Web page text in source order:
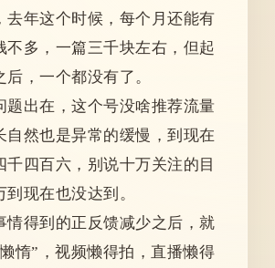
去年这个时候，每个月还能有
不多，一篇三千块左右，但起
，一个都没有了。
题出在，这个号没啥推荐流量
自然也是异常的缓慢，到现在
千四百六，别说十万关注的目
现在也没达到。
情得到的正反馈减少之后，就
惰”，视频懒得拍，直播懒得